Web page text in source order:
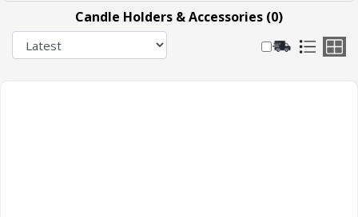
Candle Holders & Accessories (0)